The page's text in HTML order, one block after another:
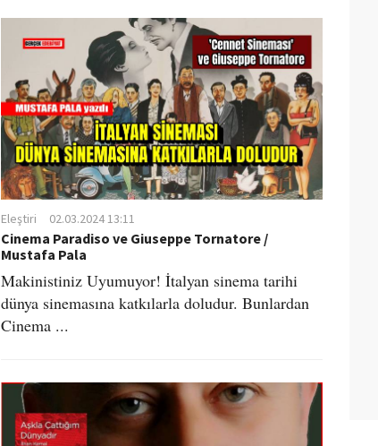
Eleştiri 02.03.2024 13:11
Cinema Paradiso ve Giuseppe Tornatore /
Mustafa Pala
Makinistiniz Uyumuyor! İtalyan sinema tarihi
dünya sinemasına katkılarla doludur. Bunlardan
Cinema ...